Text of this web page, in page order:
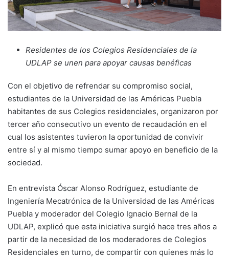
Residentes de los Colegios Residenciales de la
UDLAP se unen para apoyar causas benéficas
Con el objetivo de refrendar su compromiso social,
estudiantes de la Universidad de las Américas Puebla
habitantes de sus Colegios residenciales, organizaron por
tercer año consecutivo un evento de recaudación en el
cual los asistentes tuvieron la oportunidad de convivir
entre sí y al mismo tiempo sumar apoyo en beneficio de la
sociedad.
En entrevista Óscar Alonso Rodríguez, estudiante de
Ingeniería Mecatrónica de la Universidad de las Américas
Puebla y moderador del Colegio Ignacio Bernal de la
UDLAP, explicó que esta iniciativa surgió hace tres años a
partir de la necesidad de los moderadores de Colegios
Residenciales en turno, de compartir con quienes más lo